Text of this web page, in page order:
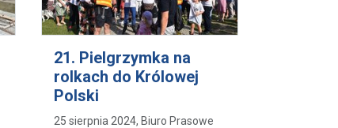
21. Pielgrzymka na
rolkach do Królowej
Polski
25 sierpnia 2024, Biuro Prasowe